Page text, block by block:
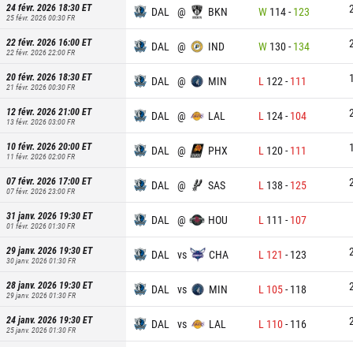
24 févr. 2026 18:30ET
25 févr. 2026 00:30FR DAL @ BKN W 114- 123
22 févr. 2026 16:00ET
22 févr. 2026 22:00FR DAL @ IND W 130- 134
20 févr. 2026 18:30ET
21 févr. 2026 00:30FR DAL @ MIN L 122 - 111
12 févr. 2026 21:00ET
13 févr. 2026 03:00FR DAL @ LAL L 124- 104
10 févr. 2026 20:00ET
11 févr. 2026 02:00FR DAL @ PHX L 120- 111
07 févr. 2026 17:00ET
07 févr. 2026 23:00FR DAL @ SAS L 138 - 125
31 janv. 2026 19:30ET
01 févr. 2026 01:30FR DAL @ HOU L 111 - 107
29 janv. 2026 19:30ET
30 janv. 2026 01:30FR DAL vs CHA L 121 - 123
28 janv. 2026 19:30ET
29 janv. 2026 01:30FR DAL vs MIN L 105- 118
24 janv. 2026 19:30ET
25 janv. 2026 01:30FR DAL vs LAL L 110- 116